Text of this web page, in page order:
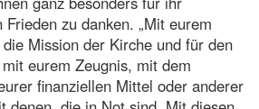
zu danken. „Mit eurem
Mission der Kirche und für den
eurem Zeugnis, mit dem
finanziellen Mittel oder anderer